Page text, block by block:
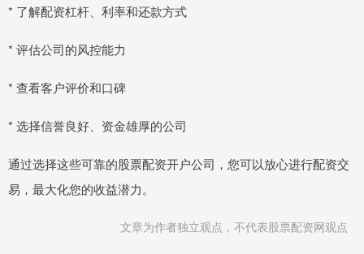
* 了解配资杠杆、利率和还款方式
* 评估公司的风控能力
* 查看客户评价和口碑
* 选择信誉良好、资金雄厚的公司
通过选择这些可靠的股票配资开户公司，您可以放心进行配资交
易，最大化您的收益潜力。
文章为作者独立观点，不代表股票配资网观点